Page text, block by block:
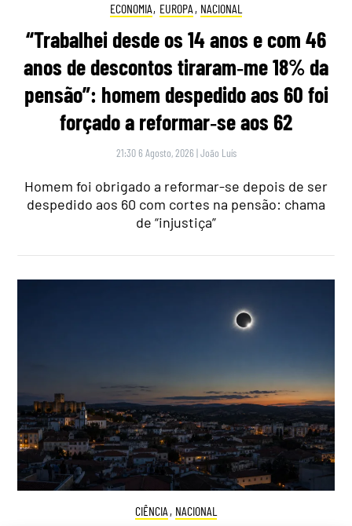
ECONOMIA, EUROPA , NACIONAL
“Trabalhei desde os 14 anos e com 46
anos de descontos tiraram‑me 18% da
pensão”: homem despedido aos 60 foi
forçado a reformar‑se aos 62
21:30 6 Agosto, 2026 |João Luís
Homem foi obrigado a reformar-se depois de ser
despedido aos 60 com cortes na pensão: chama
de “injustiça”
CIÊNCIA , NACIONAL